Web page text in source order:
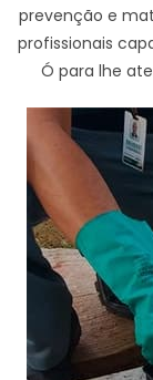
prevenção e
profissionais
Ó para lhe